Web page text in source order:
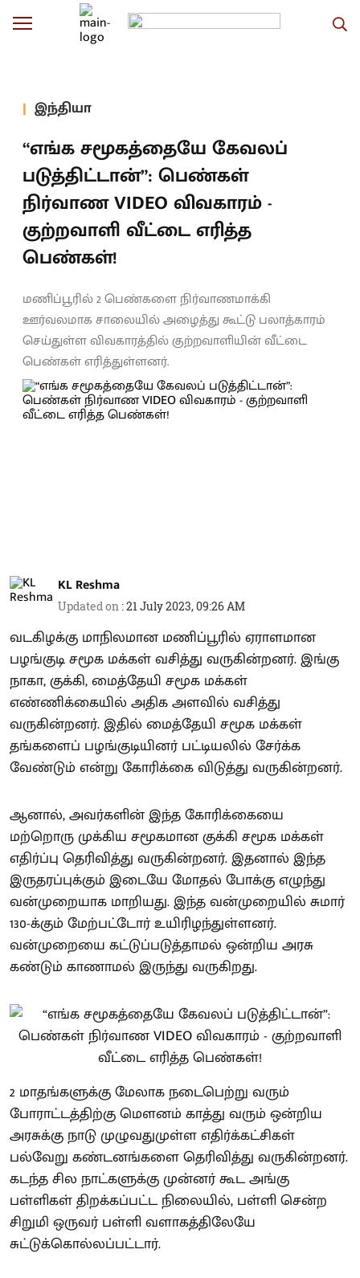
இந்தியா
“எங்க சமூகத்தையே கேவலப்
படுத்திட்டான்”: பெண்கள்
நிர்வாண VIDEO விவகாரம் -
குற்றவாளி வீட்டை எரித்த
பெண்கள்!
மணிப்பூரில் 2 பெண்களை நிர்வாணமாக்கி
ஊர்வலமாக சாலையில் அழைத்து கூட்டு பலாத்காரம்
செய்துள்ள விவகாரத்தில் குற்றவாளியின் வீட்டை
பெண்கள் எரித்துள்ளனர்.
KL Reshma
Updated on :21 July 2023, 09:26 AM
வடகிழக்கு மாநிலமான மணிப்பூரில் ஏராளமான
பழங்குடி சமூக மக்கள் வசித்து வருகின்றனர். இங்கு
நாகா, குக்கி, மைத்தேயி சமூக மக்கள்
எண்ணிக்கையில் அதிக அளவில் வசித்து
வருகின்றனர். இதில் மைத்தேயி சமூக மக்கள்
தங்களைப் பழங்குடியினர் பட்டியலில் சேர்க்க
வேண்டும் என்று கோரிக்கை விடுத்து வருகின்றனர்.
ஆனால், அவர்களின் இந்த கோரிக்கையை
மற்றொரு முக்கிய சமூகமான குக்கி சமூக மக்கள்
எதிர்ப்பு தெரிவித்து வருகின்றனர். இதனால் இந்த
இருதரப்புக்கும் இடையே மோதல் போக்கு எழுந்து
வன்முறையாக மாறியது. இந்த வன்முறையில் சுமார்
130-க்கும் மேற்பட்டோர் உயிரிழந்துள்ளனர்.
வன்முறையை கட்டுப்படுத்தாமல் ஒன்றிய அரசு
கண்டும் காணாமல் இருந்து வருகிறது.
2 மாதங்களுக்கு மேலாக நடைபெற்று வரும்
போராட்டத்திற்கு மெளனம் காத்து வரும் ஒன்றிய
அரசுக்கு நாடு முழுவதுமுள்ள எதிர்க்கட்சிகள்
பல்வேறு கண்டனங்களை தெரிவித்து வருகின்றனர்.
கடந்த சில நாட்களுக்கு முன்னர் கூட அங்கு
பள்ளிகள் திறக்கப்பட்ட நிலையில், பள்ளி சென்ற
சிறுமி ஒருவர் பள்ளி வளாகத்திலேயே
சுட்டுக்கொல்லப்பட்டார்.